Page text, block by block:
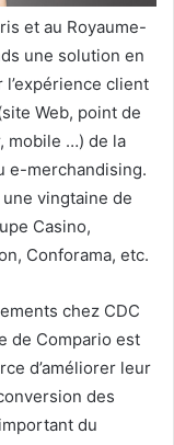
et au Royaume-
une solution en
l’expérience client
Web, point de
mobile …) de la
e-merchandising.
vingtaine de
Casino,
Conforama, etc.
chez CDC
de Compario est
d’améliorer leur
des
du